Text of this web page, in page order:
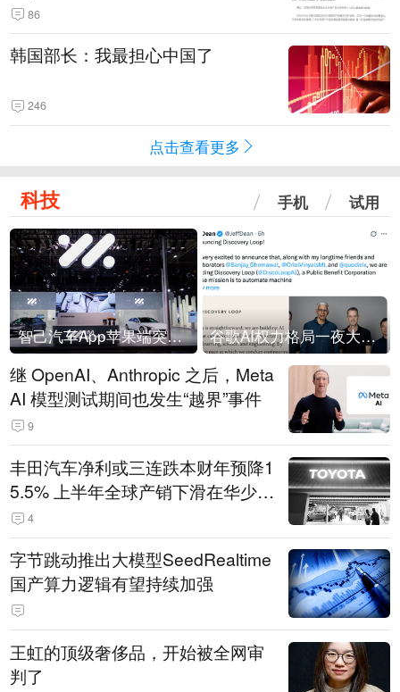
86
韩国部长：我最担心中国了
246
点击查看更多
科技 手机 试用
智己汽车App苹果端突然“下架” 谷歌AI权力格局一夜大洗牌
继 OpenAI、Anthropic 之后，Meta
AI 模型测试期间也发生“越界”事件
9
丰田汽车净利或三连跌本财年预降1
5.5% 上半年全球产销下滑在华少卖
14.3万辆
4
字节跳动推出大模型SeedRealtime
国产算力逻辑有望持续加强
王虹的顶级奢侈品，开始被全网审
判了